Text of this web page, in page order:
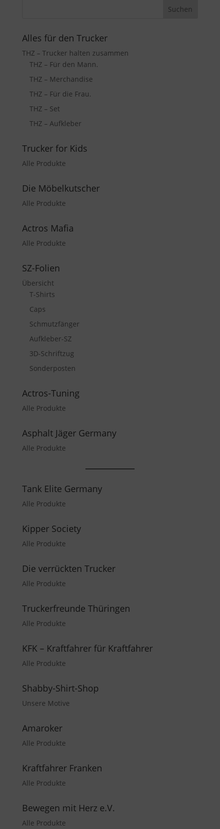
Alles für den Trucker
THZ – Trucker halten zusammen
THZ – Für den Mann.
THZ – Merchandise
THZ – Für die Frau.
THZ – Set
THZ – Aufkleber
Trucker for Kids
Alle Produkte
Die Möbelkutscher
Alle Produkte
Actros Mafia
Alle Produkte
SZ-Folien
Übersicht
T-Shirts
Caps
Schmutzfänger
Aufkleber-SZ
3D-Schriftzug
Sonderposten
Actros-Tuning
Alle Produkte
Asphalt Jäger Germany
Alle Produkte
Tank Elite Germany
Alle Produkte
Kipper Society
Alle Produkte
Die verrückten Trucker
Alle Produkte
Truckerfreunde Thüringen
Alle Produkte
KFK – Kraftfahrer für Kraftfahrer
Alle Produkte
Shabby-Shirt-Shop
Unsere Motive
Amaroker
Alle Produkte
Kraftfahrer Franken
Alle Produkte
Bewegen mit Herz e.V.
Alle Produkte